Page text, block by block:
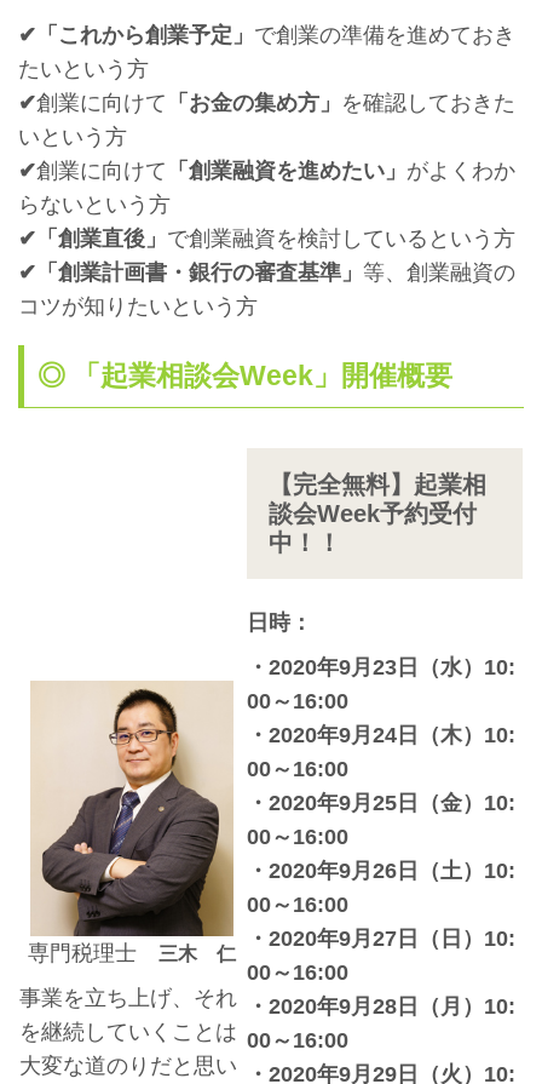
✔「これから創業予定」 で創業の準備を進めておき
たいという方
✔創業に向けて 「お金の集め方」 を確認しておきた
いという方
✔創業に向けて 「創業融資を進めたい」 がよくわか
らないという方
✔「創業直後」 で創業融資を検討しているという方
✔「創業計画書・銀行の審査基準」 等、創業融資の
コツが知りたいという方
◎ 「起業相談会Week」開催概要
専門税理士 三木 仁
事業を立ち上げ、それ
を継続していくことは
大変な道のりだと思い
【完全無料】起業相
談会Week予約受付
中！！
日時：
・2020年9月23日（水）10:
00～16:00
・2020年9月24日（木）10:
00～16:00
・2020年9月25日（金）10:
00～16:00
・2020年9月26日（土）10:
00～16:00
・2020年9月27日（日）10:
00～16:00
・2020年9月28日（月）10:
00～16:00
・2020年9月29日（火）10: